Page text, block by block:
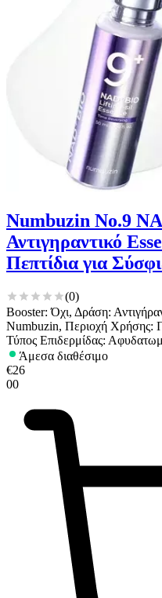
Numbuzin No.9
Αντιγηραντικό
Πεπτίδια για
(0)
Booster: Όχι, Δράση:
Numbuzin, Περιοχή Χρήσης:
Τύπος Επιδερμίδας:
Άμεσα διαθέσιμο
€26
00